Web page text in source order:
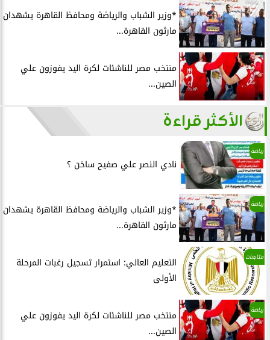
*وزير الشباب والرياضة ومحافظ القاهرة يشهدان
مارثون القاهرة...
منتخب مصر للناشئات لكرة اليد يفوزون علي
الصين...
الأكثر قراءة
رياضة
نادي النصر علي صفيح ساخن ؟
رياضة
*وزير الشباب والرياضة ومحافظ القاهرة يشهدان
مارثون القاهرة...
متابعات
التعليم العالي: استمرار تسجيل رغبات المرحلة
الأولى
رياضة
منتخب مصر للناشئات لكرة اليد يفوزون علي
الصين...